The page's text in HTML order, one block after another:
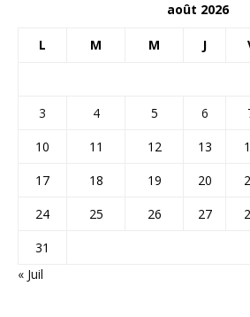
août 2026
L M M J
3
4 5 6
10
11 12 13
17
18 19 20
24
25 26 27
31
« Juil